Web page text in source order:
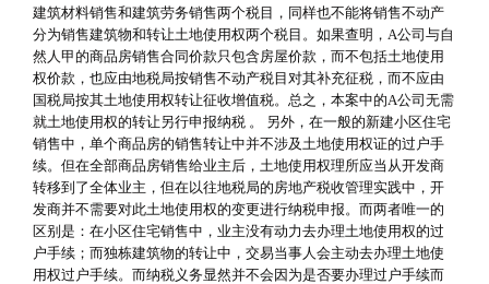
建筑材料销售和建筑劳务销售两个税目，同样也不能将销售不动产
分为销售建筑物和转让土地使用权两个税目。如果查明，A公司与自
然人甲的商品房销售合同价款只包含房屋价款，而不包括土地使用
权价款，也应由地税局按销售不动产税目对其补充征税，而不应由
国税局按其土地使用权转让征收增值税。总之，本案中的A公司无需
就土地使用权的转让另行申报纳税 。 另外，在一般的新建小区住宅
销售中，单个商品房的销售转让中并不涉及土地使用权证的过户手
续。但在全部商品房销售给业主后，土地使用权理所应当从开发商
转移到了全体业主，但在以往地税局的房地产税收管理实践中，开
发商并不需要对此土地使用权的变更进行纳税申报。而两者唯一的
区别是：在小区住宅销售中，业主没有动力去办理土地使用权的过
户手续；而独栋建筑物的转让中，交易当事人会主动去办理土地使
用权过户手续。而纳税义务显然并不会因为是否要办理过户手续而